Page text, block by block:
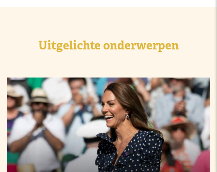
Uitgelichte onderwerpen